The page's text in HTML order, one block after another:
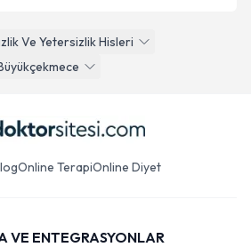
Ve Yetersizlik Hisleri
Online TerapiOnline Diyet
VE ENTEGRASYONLAR